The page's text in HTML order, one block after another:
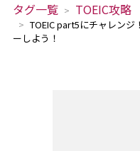
タグ一覧 TOEIC攻略
TOEIC part5にチャレン
ーしよう！